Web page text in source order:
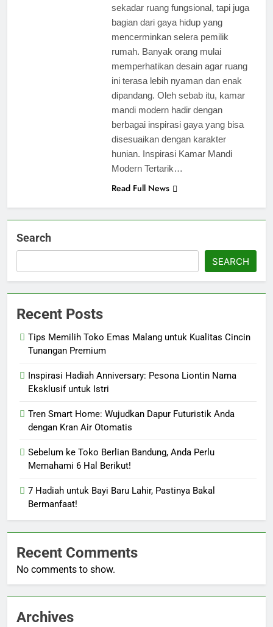
sekadar ruang fungsional, tapi juga
bagian dari gaya hidup yang
mencerminkan selera pemilik
rumah. Banyak orang mulai
memperhatikan desain agar ruang
ini terasa lebih nyaman dan enak
dipandang. Oleh sebab itu, kamar
mandi modern hadir dengan
berbagai inspirasi gaya yang bisa
disesuaikan dengan karakter
hunian. Inspirasi Kamar Mandi
Modern Tertarik…
Read Full News
Search
SEARCH
Recent Posts
Tips Memilih Toko Emas Malang untuk Kualitas Cincin
Tunangan Premium
Inspirasi Hadiah Anniversary: Pesona Liontin Nama
Eksklusif untuk Istri
Tren Smart Home: Wujudkan Dapur Futuristik Anda
dengan Kran Air Otomatis
Sebelum ke Toko Berlian Bandung, Anda Perlu
Memahami 6 Hal Berikut!
7 Hadiah untuk Bayi Baru Lahir, Pastinya Bakal
Bermanfaat!
Recent Comments
No comments to show.
Archives